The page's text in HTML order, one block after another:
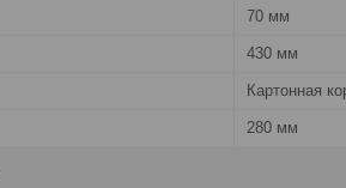
70 мм
430 мм
Картонная
280 мм